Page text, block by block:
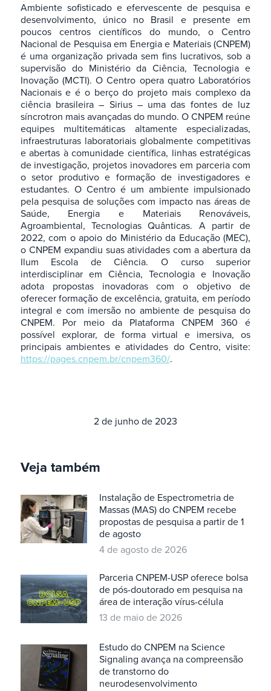
Ambiente sofisticado e efervescente de pesquisa e
desenvolvimento, único no Brasil e presente em
poucos centros científicos do mundo, o Centro
Nacional de Pesquisa em Energia e Materiais (CNPEM)
é uma organização privada sem fins lucrativos, sob a
supervisão do Ministério da Ciência, Tecnologia e
Inovação (MCTI). O Centro opera quatro Laboratórios
Nacionais e é o berço do projeto mais complexo da
ciência brasileira – Sirius – uma das fontes de luz
síncrotron mais avançadas do mundo. O CNPEM reúne
equipes multitemáticas altamente especializadas,
infraestruturas laboratoriais globalmente competitivas
e abertas à comunidade científica, linhas estratégicas
de investigação, projetos inovadores em parceria com
o setor produtivo e formação de investigadores e
estudantes. O Centro é um ambiente impulsionado
pela pesquisa de soluções com impacto nas áreas de
Saúde, Energia e Materiais Renováveis,
Agroambiental, Tecnologias Quânticas. A partir de
2022, com o apoio do Ministério da Educação (MEC),
o CNPEM expandiu suas atividades com a abertura da
Ilum Escola de Ciência. O curso superior
interdisciplinar em Ciência, Tecnologia e Inovação
adota propostas inovadoras com o objetivo de
oferecer formação de excelência, gratuita, em período
integral e com imersão no ambiente de pesquisa do
CNPEM. Por meio da Plataforma CNPEM 360 é
possível explorar, de forma virtual e imersiva, os
principais ambientes e atividades do Centro, visite:
https://pages.cnpem.br/cnpem360/.
2 de junho de 2023
Veja também
Instalação de Espectrometria de
Massas (MAS) do CNPEM recebe
propostas de pesquisa a partir de 1
de agosto
4 de agosto de 2026
Parceria CNPEM-USP oferece bolsa
de pós-doutorado em pesquisa na
área de interação vírus-célula
13 de maio de 2026
Estudo do CNPEM na Science
Signaling avança na compreensão
de transtorno do
neurodesenvolvimento